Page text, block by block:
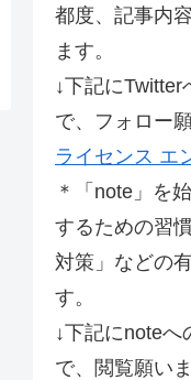
都度、記事内
ます。
↓下記に
で、フォロー
ライセンス エ
＊「note」を
するための習
対策」などの
す。
↓下記にnoteへ
で、閲覧願い